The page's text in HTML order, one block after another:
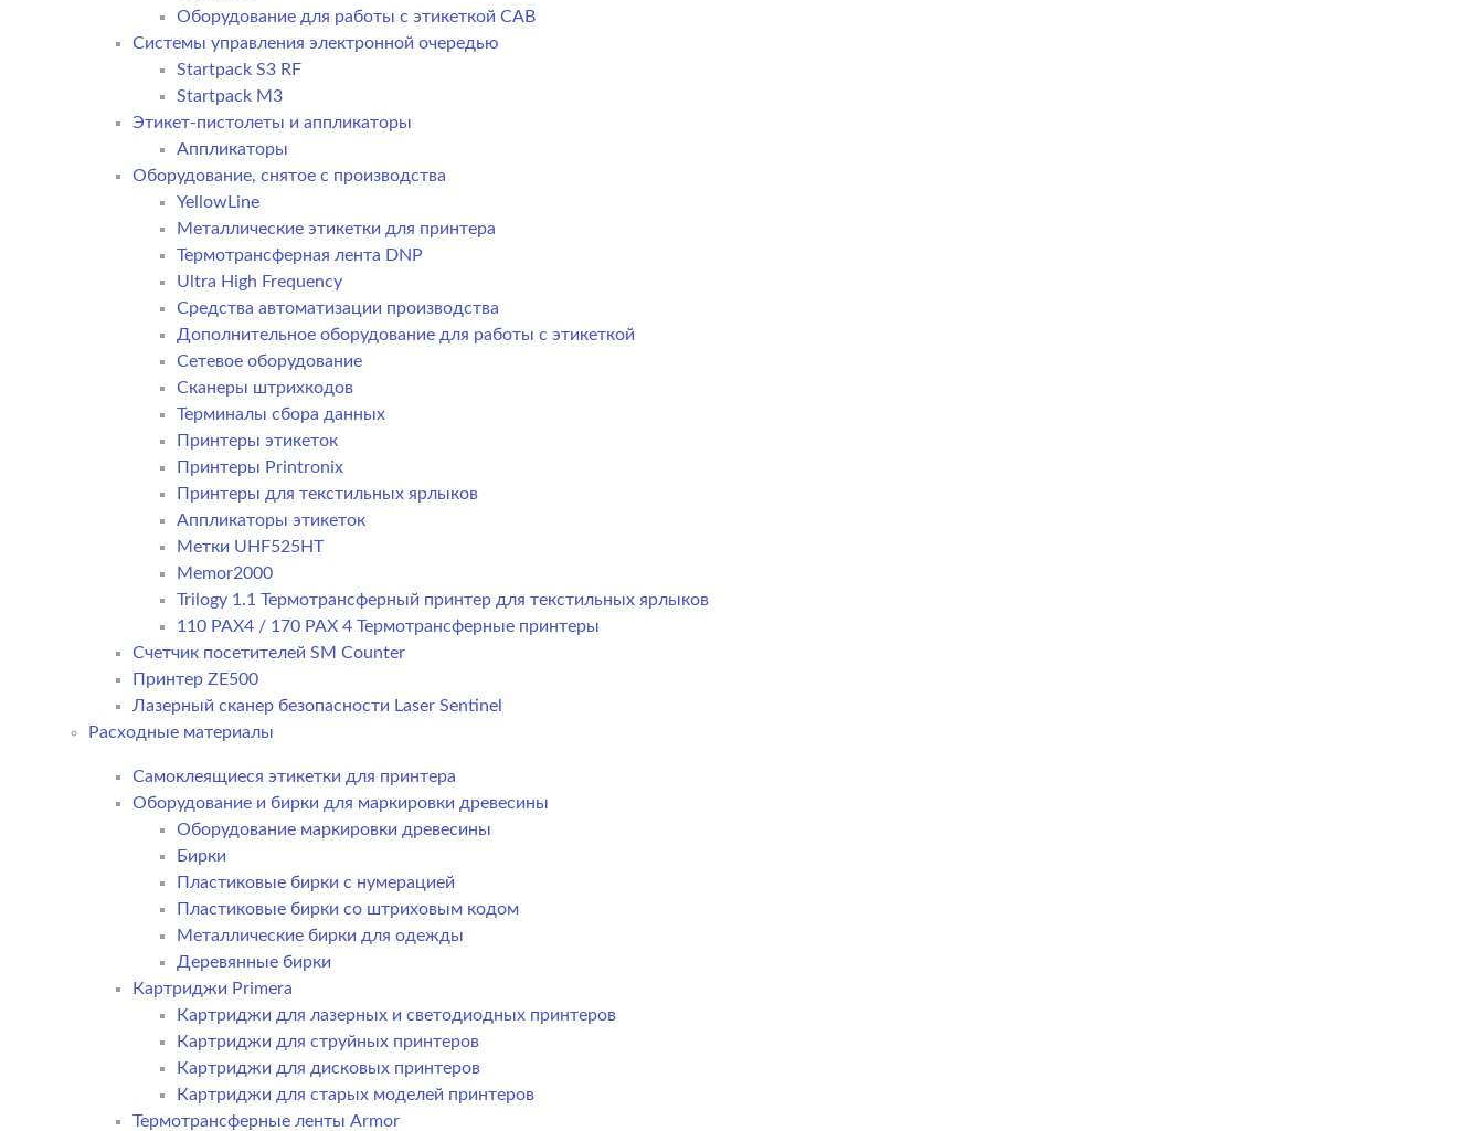
Оборудование для работы с этикеткой CAB
Системы управления электронной очередью
Startpack S3 RF
Startpack M3
Этикет-пистолеты и аппликаторы
Аппликаторы
Оборудование, снятое с производства
YellowLine
Металлические этикетки для принтера
Термотрансферная лента DNP
Ultra High Frequency
Средства автоматизации производства
Дополнительное оборудование для работы с этикеткой
Сетевое оборудование
Сканеры штрихкодов
Терминалы сбора данных
Принтеры этикеток
Принтеры Printronix
Принтеры для текстильных ярлыков
Аппликаторы этикеток
Метки UHF525HT
Memor2000
Trilogy 1.1 Термотрансферный принтер для текстильных ярлыков
110 PAX4 / 170 PAX 4 Термотрансферные принтеры
Счетчик посетителей SM Counter
Принтер ZE500
Лазерный сканер безопасности Laser Sentinel
Расходные материалы
Самоклеящиеся этикетки для принтера
Оборудование и бирки для маркировки древесины
Оборудование маркировки древесины
Бирки
Пластиковые бирки с нумерацией
Пластиковые бирки со штриховым кодом
Металлические бирки для одежды
Деревянные бирки
Картриджи Primera
Картриджи для лазерных и светодиодных принтеров
Картриджи для струйных принтеров
Картриджи для дисковых принтеров
Картриджи для старых моделей принтеров
Термотрансферные ленты Armor